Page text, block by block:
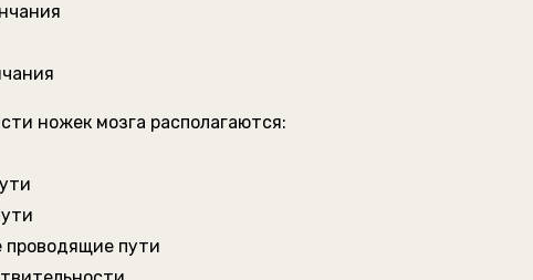
ножек мозга располагаются:
пути